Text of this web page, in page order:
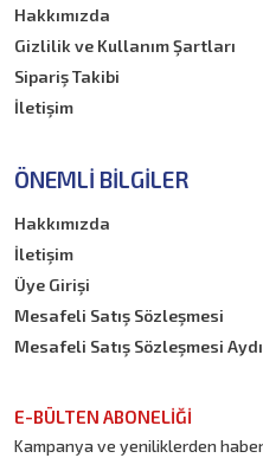
Hakkımızda
Gizlilik ve Kullanım Şartları
Sipariş Takibi
İletişim
ÖNEMLI BILGILER
Hakkımızda
İletişim
Üye Girişi
Mesafeli Satış Sözleşmesi
Mesafeli Satış Sözleşmesi
E-BÜLTEN ABONELİĞİ
Kampanya ve yeniliklerden